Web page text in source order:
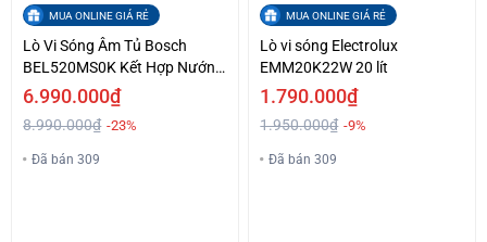
MUA ONLINE GIÁ RẺ
Lò Vi Sóng Âm Tủ Bosch
BEL520MS0K Kết Hợp Nướng
Dung tích 20L Giá Cả Ưu Đãi
6.990.000₫
8.990.000₫ -23%
Đã bán 309
MUA ONLINE GIÁ RẺ
Lò vi sóng Electrolux
EMM20K22W 20 lít
1.790.000₫
1.950.000₫ -9%
Đã bán 309